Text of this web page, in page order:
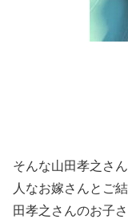
そんな山田孝之さ
人なお嫁さんとご
田孝之さんのお子